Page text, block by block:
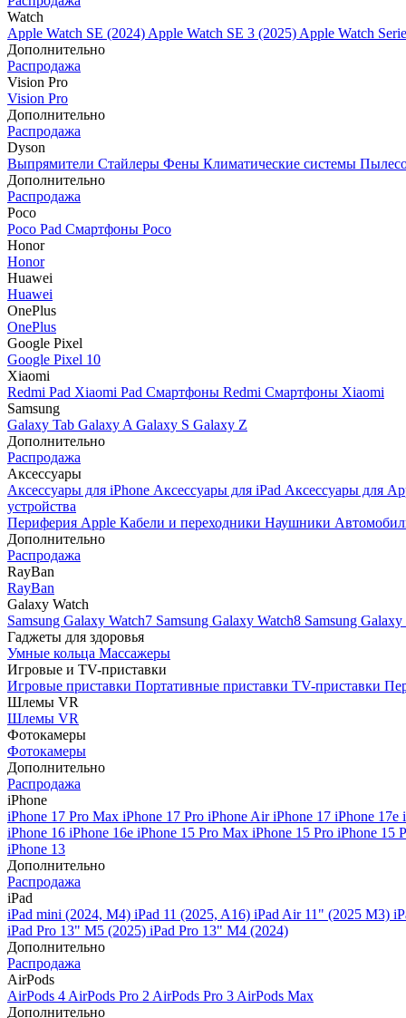
Watch
Apple Watch SE (2024) Apple Watch SE 3 (2025) Apple Watch
Дополнительно
Распродажа
Vision Pro
Vision Pro
Дополнительно
Распродажа
Dyson
Выпрямители Стайлеры Фены Климатические системы
Дополнительно
Распродажа
Poco
Poco Pad Смартфоны Poco
Honor
Honor
Huawei
Huawei
OnePlus
OnePlus
Google Pixel
Google Pixel 10
Xiaomi
Redmi Pad Xiaomi Pad Смартфоны Redmi Смартфоны Xiaomi
Samsung
Galaxy Tab Galaxy A Galaxy S Galaxy Z
Дополнительно
Распродажа
Аксессуары
Аксессуары для iPhone Аксессуары для iPad Аксессуары для
устройства
Периферия Apple Кабели и переходники Наушники
Дополнительно
Распродажа
RayBan
RayBan
Galaxy Watch
Samsung Galaxy Watch7 Samsung Galaxy Watch8 Samsung
Гаджеты для здоровья
Умные кольца Массажеры
Игровые и TV-приставки
Игровые приставки Портативные приставки TV-приставки
Шлемы VR
Шлемы VR
Фотокамеры
Фотокамеры
Дополнительно
Распродажа
iPhone
iPhone 17 Pro Max iPhone 17 Pro iPhone AiriPhone 17 iPhone 17e
iPhone 16 iPhone 16e iPhone 15 Pro Max iPhone 15 Pro iPhone 15
iPhone 13
Дополнительно
Распродажа
iPad
iPad mini (2024, M4) iPad 11 (2025, A16) iPad Air 11" (2025 M3)
iPad Pro 13" M5 (2025) iPad Pro 13" M4 (2024)
Дополнительно
Распродажа
AirPods
AirPods 4 AirPods Pro 2 AirPods Pro 3 AirPods Max
Дополнительно